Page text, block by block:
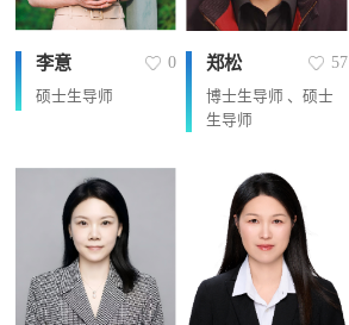
李意 0
硕士生导师
郑松 57
博士生导师 、硕士
生导师